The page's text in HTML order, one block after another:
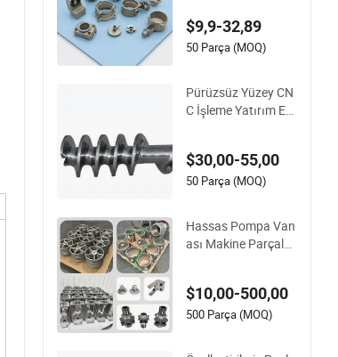
üm Hizmeti Metal P
arçalar ile CNC İşle
$9,9-32,89
50 Parça (MOQ)
Pürüzsüz Yüzey CN
C İşleme Yatırım Et
$30,00-55,00
50 Parça (MOQ)
Hassas Pompa Van
ası Makine Parçalar
bon Çeliği, Paslanm
az Demir ve Kayıp M
ile Üretilmiştir. Fabri
$10,00-500,00
500 Parça (MOQ)